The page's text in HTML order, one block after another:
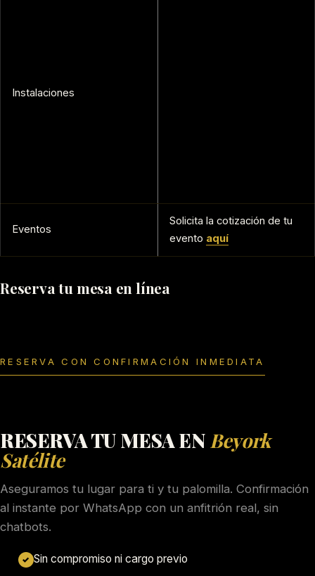
Instalaciones
Eventos
Solicita la cotización de tu
evento aquí
Reserva tu mesa en línea
RESERVA CON CONFIRMACIÓN INMEDIATA
RESERVA TU MESA ENBeyork
Satélite
Aseguramos tu lugar para ti y tu palomilla. Confirmación
al instante por WhatsApp con un anfitrión real, sin
chatbots.
✓ Sin compromiso ni cargo previo